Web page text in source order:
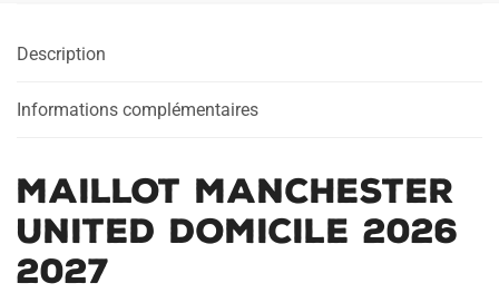
2027
Description
Informations complémentaires
Maillot Manchester
United Domicile 2026
2027